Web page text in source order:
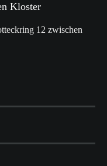
Kloster
12 zwischen